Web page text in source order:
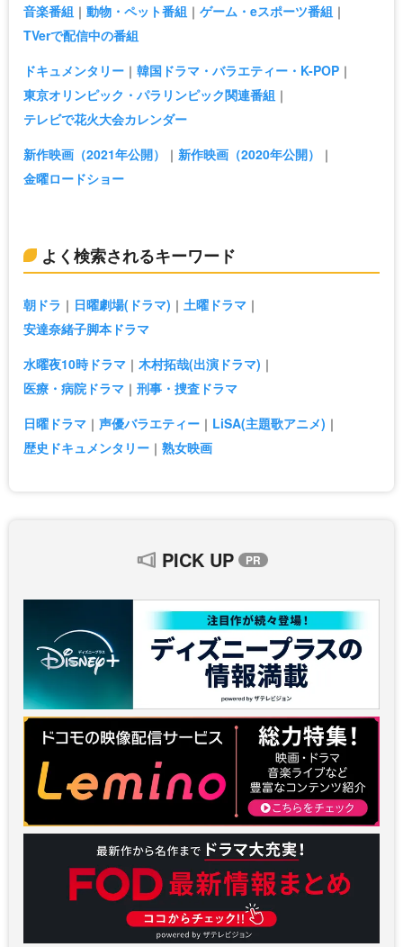
音楽番組
動物・ペット番組
ゲーム・eスポーツ番組
TVerで配信中の番組
ドキュメンタリー
韓国ドラマ・バラエティー・K-POP
東京オリンピック・パラリンピック関連番組
テレビで花火大会カレンダー
新作映画（2021年公開）
新作映画（2020年公開）
金曜ロードショー
よく検索されるキーワード
朝ドラ 日曜劇場(ドラマ)
土曜ドラマ
安達奈緒子脚本ドラマ
水曜夜10時ドラマ
木村拓哉(出演ドラマ)
医療・病院ドラマ
刑事・捜査ドラマ
日曜ドラマ
声優バラエティー
LiSA(主題歌アニメ)
歴史ドキュメンタリー
熟女映画
PICK UP